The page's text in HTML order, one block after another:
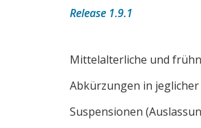
Release 1.9.1
Mittelalterliche und
Abkürzungen in
Suspensionen